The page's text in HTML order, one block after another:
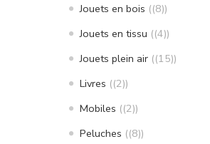
Jouets en bois (8)
Jouets en tissu (4)
Jouets plein air (15)
Livres (2)
Mobiles (2)
Peluches (8)